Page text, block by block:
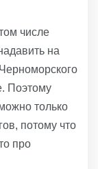
числе
на
Поэтому
только
потому что
про